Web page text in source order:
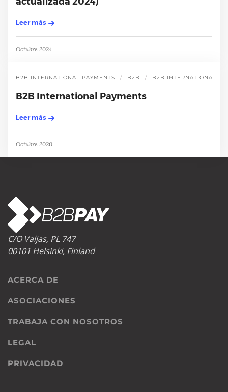
Leer más
Octubre 2024
B2B INTERNATIONAL PAYMENTS B2B B2B INTERNATIONAL
B2B International Payments
Leer más
Octubre 2020
C/O Valjas, PL 747
00101 Helsinki, Finland
ACERCA DE
ASOCIACIONES
TRABAJA CON NOSOTROS
LEGAL
PRIVACIDAD